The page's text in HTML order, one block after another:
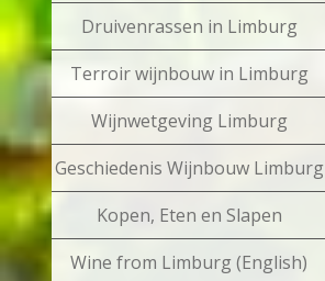
Druivenrassen in Limburg
Terroir wijnbouw in Limburg
Wijnwetgeving Limburg
Geschiedenis Wijnbouw Limburg
Kopen, Eten en Slapen
Wine from Limburg (English)